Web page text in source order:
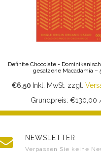
Definite Chocolate -
gesalzene Macadamia –
€6,50 Inkl. MwSt. zzgl.
Grundpreis: €130,00
NEWSLETTER
Verpassen Sie keine